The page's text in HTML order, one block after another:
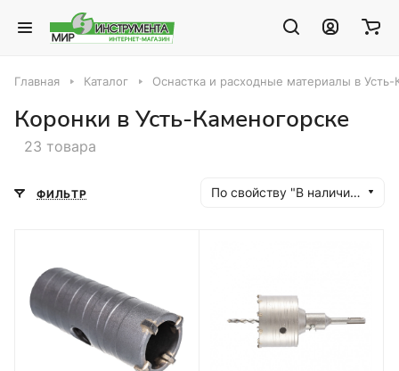
Главная Каталог Оснастка и расходные материалы в Усть-
Коронки в Усть-Каменогорске
23 товара
ФИЛЬТР По свойству "В наличии" (убывание)